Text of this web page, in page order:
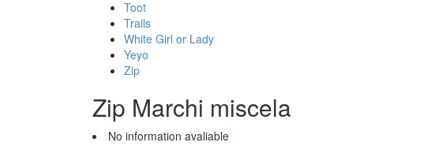
Toot
Trails
White Girl or Lady
Yeyo
Zip
Zip Marchi miscela
No information avaliable